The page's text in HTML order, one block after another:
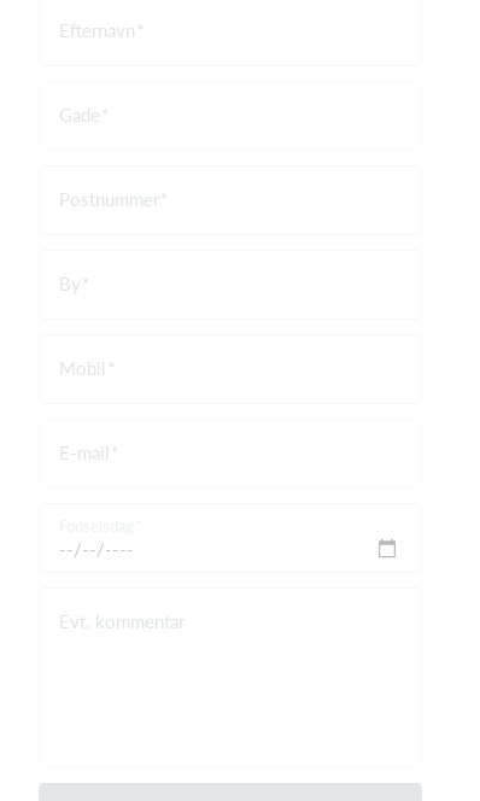
Efternavn
Gade
Postnummer
By
Mobil
E-mail
Evt. kommentar